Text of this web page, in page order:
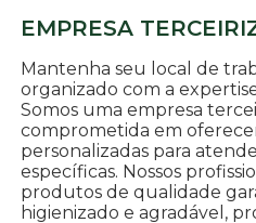
EMPRESA
Mantenha seu local de
organizado com a
Somos uma empresa
comprometida em
personalizadas para
específicas. Nossos
produtos de qualidade
higienizado e agradável,